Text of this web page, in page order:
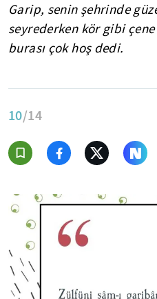
Garip, senin şehrinde
seyrederken kör gibi
burası çok hoş dedi.
10/14